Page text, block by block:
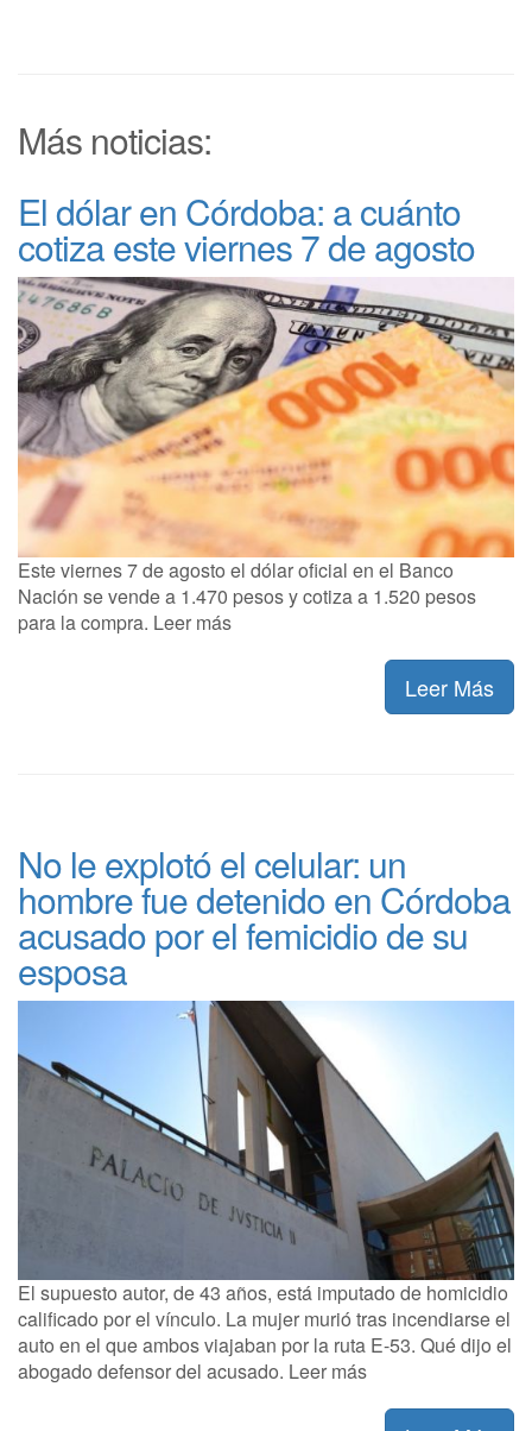
Más noticias:
El dólar en Córdoba: a cuánto
cotiza este viernes 7 de agosto
Este viernes 7 de agosto el dólar oficial en el Banco
Nación se vende a 1.470 pesos y cotiza a 1.520 pesos
para la compra. Leer más
Leer Más
No le explotó el celular: un
hombre fue detenido en Córdoba
acusado por el femicidio de su
esposa
El supuesto autor, de 43 años, está imputado de homicidio
calificado por el vínculo. La mujer murió tras incendiarse el
auto en el que ambos viajaban por la ruta E-53. Qué dijo el
abogado defensor del acusado. Leer más